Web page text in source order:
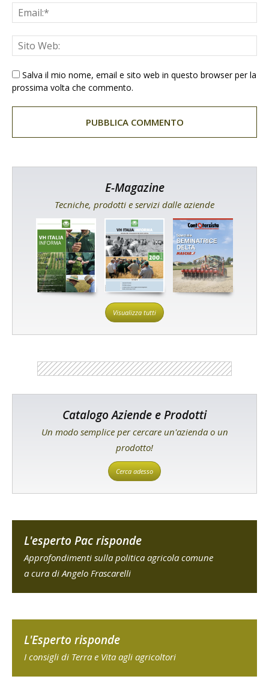
Salva il mio nome, email e sito web in questo browser per la
prossima volta che commento.
E-Magazine
Tecniche, prodotti e servizi dalle aziende
Visualizza tutti
Catalogo Aziende e Prodotti
Un modo semplice per cercare un'azienda o un
prodotto!
Cerca adesso
L'esperto Pac risponde
Approfondimenti sulla politica agricola comune
a cura di Angelo Frascarelli
L'Esperto risponde
I consigli di Terra e Vita agli agricoltori